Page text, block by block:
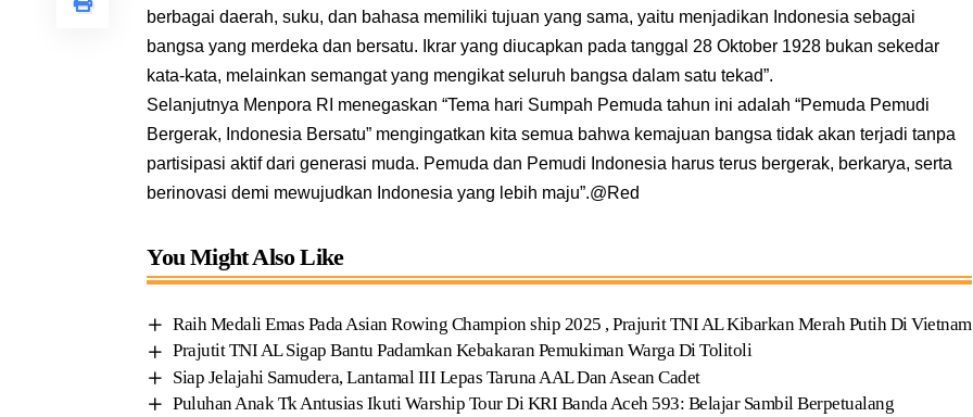
berbagai daerah, suku, dan bahasa memiliki tujuan yang sama, yaitu menjadikan Indonesia sebagai
bangsa yang merdeka dan bersatu. Ikrar yang diucapkan pada tanggal 28 Oktober 1928 bukan sekedar
kata-kata, melainkan semangat yang mengikat seluruh bangsa dalam satu tekad”.
Selanjutnya Menpora RI menegaskan “Tema hari Sumpah Pemuda tahun ini adalah “Pemuda Pemudi
Bergerak, Indonesia Bersatu” mengingatkan kita semua bahwa kemajuan bangsa tidak akan terjadi tanpa
partisipasi aktif dari generasi muda. Pemuda dan Pemudi Indonesia harus terus bergerak, berkarya, serta
berinovasi demi mewujudkan Indonesia yang lebih maju”.@Red
You Might Also Like
Raih Medali Emas Pada Asian Rowing Champion ship 2025 , Prajurit TNI AL Kibarkan Merah Putih Di Vietnam
Prajutit TNI AL Sigap Bantu Padamkan Kebakaran Pemukiman Warga Di Tolitoli
Siap Jelajahi Samudera, Lantamal III Lepas Taruna AAL Dan Asean Cadet
Puluhan Anak Tk Antusias Ikuti Warship Tour Di KRI Banda Aceh 593: Belajar Sambil Berpetualang